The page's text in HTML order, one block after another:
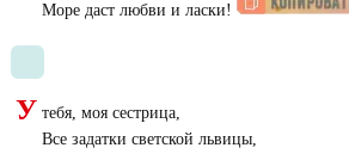
Море даст любви и ласки!
У тебя, моя сестрица,
Все задатки светской львицы,